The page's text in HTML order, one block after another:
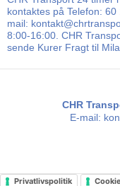
kontaktes på Telefon:
mail:
8:00-16:00. CHR
sende Kurer Fragt til
CHR
E-mail:
Privatlivspolitik